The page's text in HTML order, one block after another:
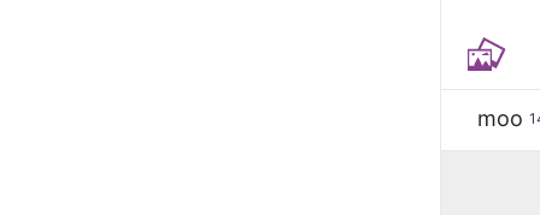
moo